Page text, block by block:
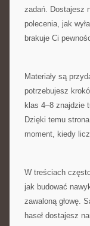
zadań. Dostajesz
polecenia, jak
brakuje Ci
Materiały są
potrzebujesz
klas 4–8 znajdzie
Dzięki temu
moment, kiedy
W treściach
jak budować
zawaloną głowę.
haseł dostajesz